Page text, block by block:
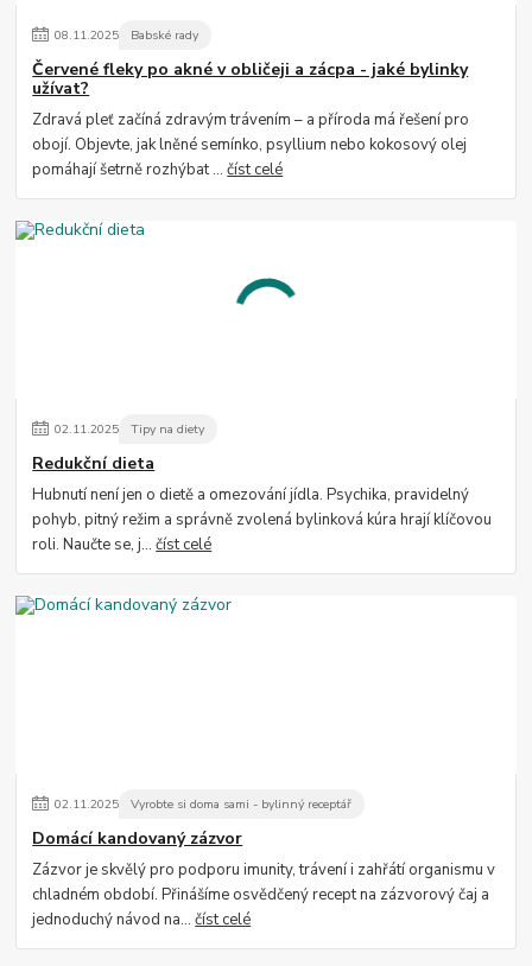
08.11.2025 Babské rady
Červené fleky po akné v obličeji a zácpa - jaké bylinky
užívat?
Zdravá pleť začíná zdravým trávením – a příroda má řešení pro
obojí. Objevte, jak lněné semínko, psyllium nebo kokosový olej
pomáhají šetrně rozhýbat ...číst celé
02.11.2025 Tipy na diety
Redukční dieta
Hubnutí není jen o dietě a omezování jídla. Psychika, pravidelný
pohyb, pitný režim a správně zvolená bylinková kúra hrají klíčovou
roli. Naučte se, j...číst celé
02.11.2025 Vyrobte si doma sami - bylinný receptář
Domácí kandovaný zázvor
Zázvor je skvělý pro podporu imunity, trávení i zahřátí organismu v
chladném období. Přinášíme osvědčený recept na zázvorový čaj a
jednoduchý návod na...číst celé